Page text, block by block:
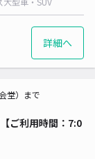
詳細へ
ご利用時間：7:0
堂）まで